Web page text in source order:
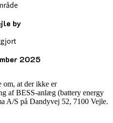
by
2025
at der ikke er
af BESS-anlæg (battery energy
A/S på Dandyvej 52, 7100 Vejle.